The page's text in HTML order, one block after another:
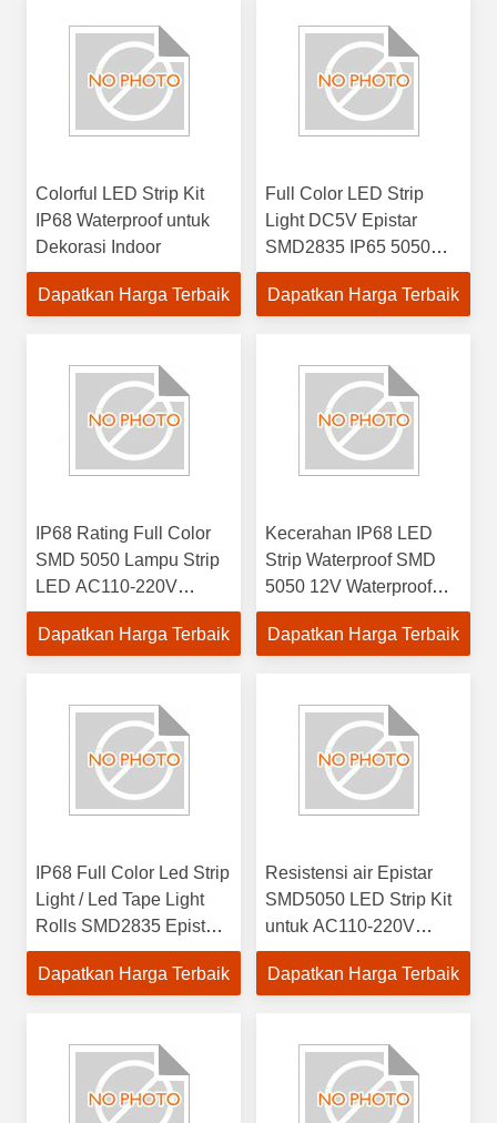
Colorful LED Strip Kit
IP68 Waterproof untuk
Dekorasi Indoor
Dapatkan Harga Terbaik
Full Color LED Strip
Light DC5V Epistar
SMD2835 IP65 5050
Model untuk aplikasi
tegangan 12V
Dapatkan Harga Terbaik
IP68 Rating Full Color
SMD 5050 Lampu Strip
LED AC110-220V
Tegangan Masuk Daya
Dapatkan Harga Terbaik
Kecerahan IP68 LED
Strip Waterproof SMD
5050 12V Waterproof
RGB untuk
Pencahayaan Luar
Dapatkan Harga Terbaik
IP68 Full Color Led Strip
Light / Led Tape Light
Rolls SMD2835 Epistar
Chip DC5V - Panjang 5
Meter
Dapatkan Harga Terbaik
Resistensi air Epistar
SMD5050 LED Strip Kit
untuk AC110-220V
Power Input
Dapatkan Harga Terbaik